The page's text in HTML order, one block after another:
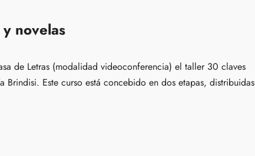
novelas
de Letras (modalidad videoconferencia) el taller 30 claves
Brindisi. Este curso está concebido en dos etapas, distribuidas